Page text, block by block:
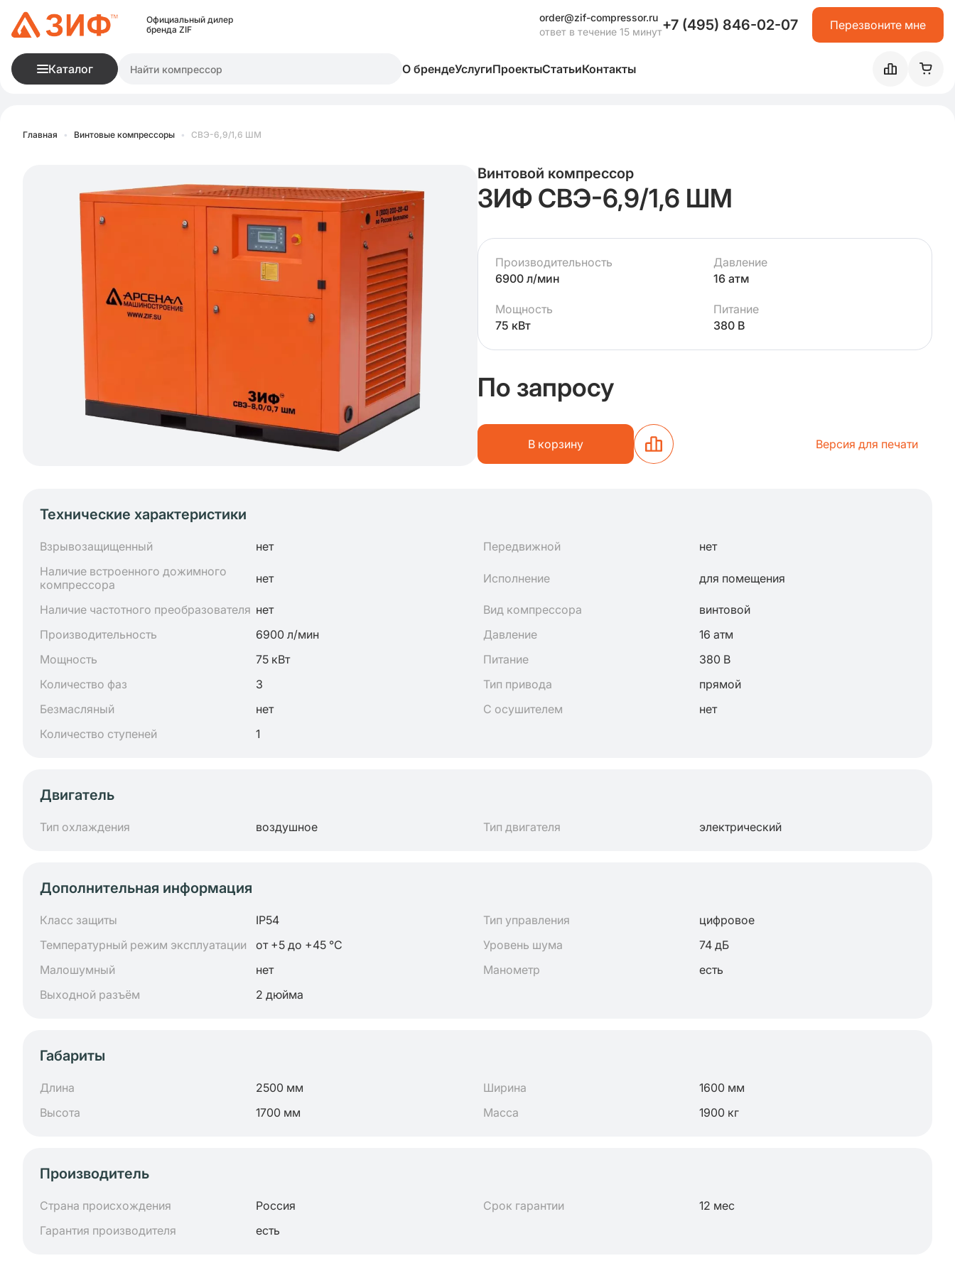
Официальный дилер
бренда ZIF
order@zif-compressor.ru
ответ в течение 15 минут+7 (495) 846-02-07 Перезвоните мне
Каталог О брендеУслугиПроектыСтатьиКонтакты
Главная • Винтовые компрессоры • СВЭ-6,9/1,6 ШМ
Винтовой компрессор
ЗИФ СВЭ-6,9/1,6 ШМ
Производительность
6900 л/мин
Давление
16 атм
Мощность
75 кВт
Питание
380 В
По запросу
В корзину Версия для печати
Технические характеристики
Взрывозащищенный нет Передвижной
нет
Наличие встроенного дожимного
компрессора
нет Исполнение для помещения
Наличие частотного преобразователя нет Вид компрессора
винтовой
Производительность
6900 л/мин Давление
16 атм
Мощность
75 кВт Питание
380 В
Количество фаз
3 Тип привода
прямой
Безмасляный
нет С осушителем
нет
Количество ступеней
1
Двигатель
Тип охлаждения воздушное Тип двигателя электрический
Дополнительная информация
Класс защиты IP54 Тип управления
цифровое
Температурный режим эксплуатации
от +5 до +45 °C Уровень шума
74 дБ
Малошумный
нет Манометр
есть
Выходной разъём
2 дюйма
Габариты
Длина 2500 мм Ширина
1600 мм
Высота
1700 мм Масса 1900 кг
Производитель
Страна происхождения Россия Срок гарантии
12 мес
Гарантия производителя
есть